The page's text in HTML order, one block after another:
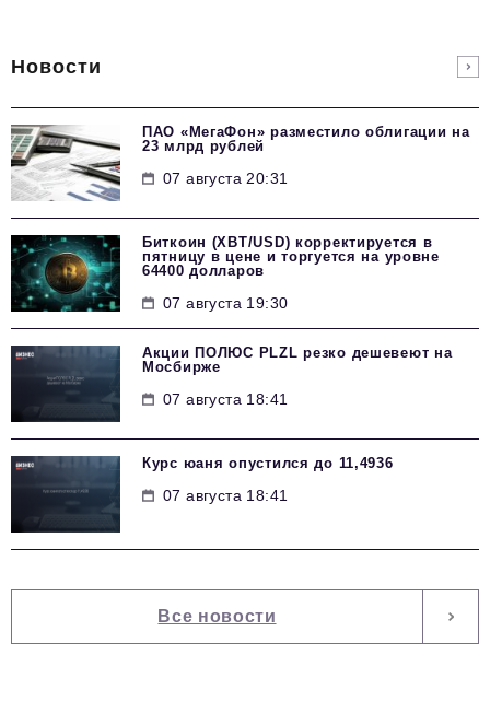
Новости
ПАО «МегаФон» разместило облигации на
23 млрд рублей
07 августа 20:31
Биткоин (XBT/USD) корректируется в
пятницу в цене и торгуется на уровне
64400 долларов
07 августа 19:30
Акции ПОЛЮС PLZL резко дешевеют на
Мосбирже
07 августа 18:41
Курс юаня опустился до 11,4936
07 августа 18:41
Все новости